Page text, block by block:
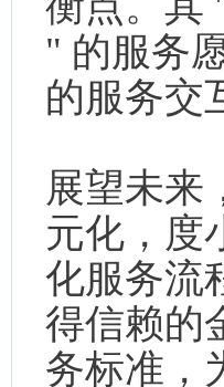
" 的服务
的服务交
展望未来
元化，度
化服务流
得信赖的
务标准，